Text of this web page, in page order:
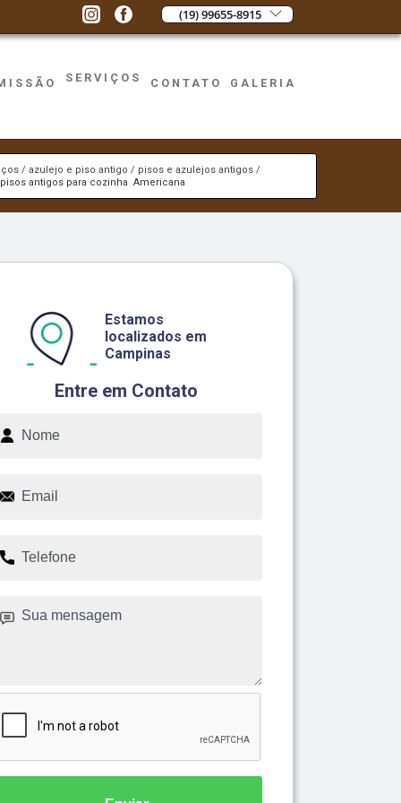
(19) 99655-8915
SERVIÇOS CONTATO GALERIA
azulejo e piso antigo
pisos e azulejos antigos
pisos antigos para cozinha Americana
Entre em Contato
Estamos
localizados em
Campinas